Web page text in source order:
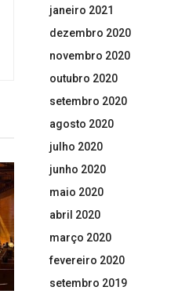
janeiro 2021
dezembro 2020
novembro 2020
outubro 2020
setembro 2020
agosto 2020
julho 2020
junho 2020
maio 2020
abril 2020
março 2020
fevereiro 2020
setembro 2019